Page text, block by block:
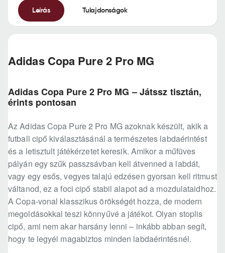
Leírás Tulajdonságok
Adidas Copa Pure 2 Pro MG
Adidas Copa Pure 2 Pro MG – Játssz tisztán,
érints pontosan
Az Adidas Copa Pure 2 Pro MG azoknak készült, akik a
futball cipő kiválasztásánál a természetes labdaérintést
és a letisztult játékérzetet keresik. Amikor a műfüves
pályán egy szűk passzsávban kell átvenned a labdát,
vagy egy esős, vegyes talajú edzésen gyorsan kell ritmust
váltanod, ez a foci cipő stabil alapot ad a mozdulataidhoz.
A Copa-vonal klasszikus örökségét hozza, de modern
megoldásokkal teszi könnyűvé a játékot. Olyan stoplis
cipő, ami nem akar harsány lenni – inkább abban segít,
hogy te legyél magabiztos minden labdaérintésnél.